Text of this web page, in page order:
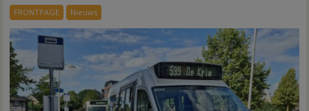
werknemers
FRONTPAGE Nieuws